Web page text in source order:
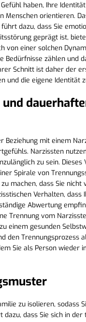
haben, Ihre
Menschen orientieren.
dazu, dass Sie
geprägt ist,
von einer solchen
Bedürfnisse zählen und
Schnitt ist daher der
und die eigene Identität
Beziehung mit einem
Narzissten
zu sein. Dieses
Spirale von
machen, dass Sie
Verhalten, dass
Abwertung
Trennung vom
einem gesunden
den Trennungsprozess
Sie als Person wieder
zu isolieren, sodass
dass Sie sich in der